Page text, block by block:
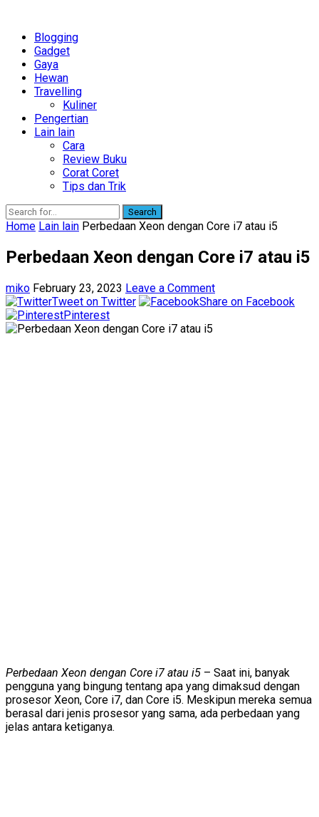
Blogging
Gadget
Gaya
Hewan
Travelling
Kuliner
Pengertian
Lain lain
Cara
Review Buku
Corat Coret
Tips dan Trik
Search
Home Lain lain Perbedaan Xeon dengan Core i7 atau i5
Perbedaan Xeon dengan Core i7 atau i5
miko February 23, 2023 Leave a Comment
Tweet on Twitter
Share on Facebook
Pinterest
Perbedaan Xeon dengan Core i7 atau i5 – Saat ini, banyak
pengguna yang bingung tentang apa yang dimaksud dengan
prosesor Xeon, Core i7, dan Core i5. Meskipun mereka semua
berasal dari jenis prosesor yang sama, ada perbedaan yang
jelas antara ketiganya.